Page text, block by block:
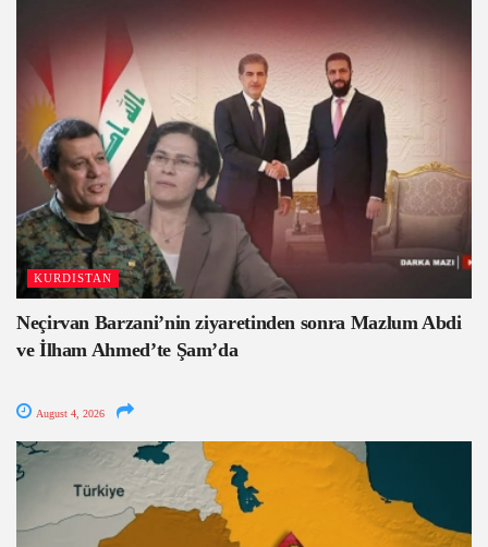
KURDISTAN
Neçirvan Barzani’nin ziyaretinden sonra Mazlum Abdi
ve İlham Ahmed’te Şam’da
August 4, 2026